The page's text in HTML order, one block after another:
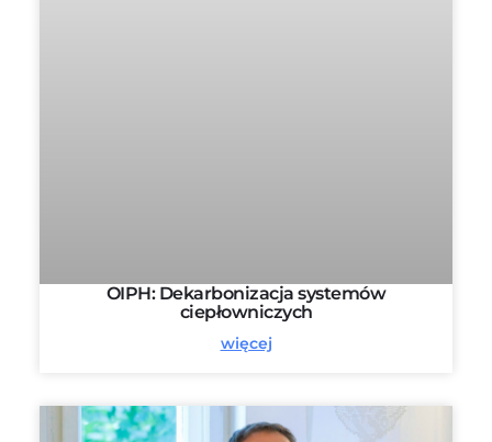
OIPH: Dekarbonizacja systemów
ciepłowniczych
więcej